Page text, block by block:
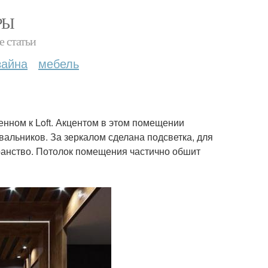
статьи
мебель
к Loft. Акцентом в этом помещении
За зеркалом сделана подсветка, для
Потолок помещения частично обшит